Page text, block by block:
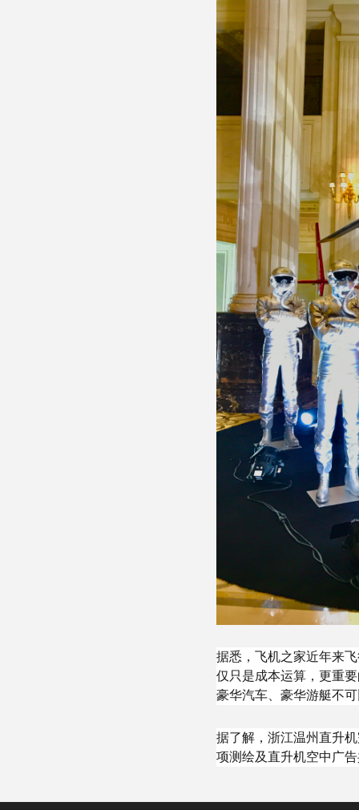
据悉，飞机之家近年来
仅只是成本运算，更重
豪华汽车、豪华游艇不
据了解，浙江温州直升
项测绘及直升机空中广